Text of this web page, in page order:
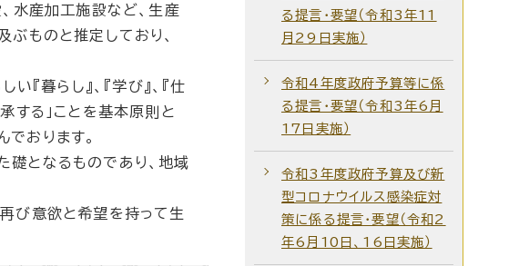
水産加工施設など、生産
ものと推定しており、
暮らし』、『学び』、『仕
する」ことを基本原則と
おります。
となるものであり、地域
び意欲と希望を持って生
る提言・要望（令和3年11
月29日実施）
令和4年度政府予算等に係
る提言・要望（令和3年6月
17日実施）
令和3年度政府予算及び新
型コロナウイルス感染症対
策に係る提言・要望（令和2
年6月10日、16日実施）